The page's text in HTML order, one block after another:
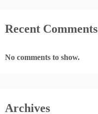
Recent Comments
No comments to show.
Archives